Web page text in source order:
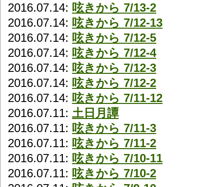
2016.07.14: 呟きから 7/13-2
2016.07.14: 呟きから 7/12-13
2016.07.14: 呟きから 7/12-5
2016.07.14: 呟きから 7/12-4
2016.07.14: 呟きから 7/12-3
2016.07.14: 呟きから 7/12-2
2016.07.14: 呟きから 7/11-12
2016.07.11: 土日月譚
2016.07.11: 呟きから 7/11-3
2016.07.11: 呟きから 7/11-2
2016.07.11: 呟きから 7/10-11
2016.07.11: 呟きから 7/10-2